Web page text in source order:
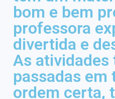
bom e bem
professora
divertida e
As atividades
passadas em
ordem certa,